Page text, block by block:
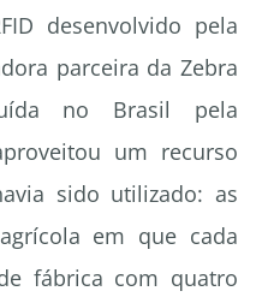
desenvolvido pela
parceira da Zebra
no Brasil pela
um recurso
sido utilizado: as
em que cada
fábrica com quatro